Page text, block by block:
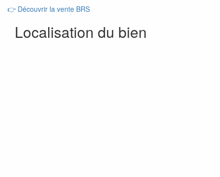
👉 Découvrir la vente BRS
Localisation du bien